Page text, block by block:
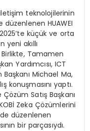
teknolojilerinin
düzenlenen HUAWEI
küçük ve orta
yeni akıllı
Tamamen
Yardımcısı, ICT
Michael Ma,
konuşmasını yaptı.
Satış Başkanı
Zeka Çözümlerini
düzenlenen
bir parçasıydı.